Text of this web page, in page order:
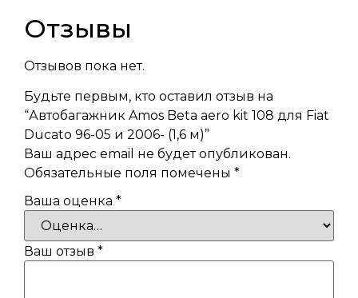
Отзывы
Отзывов пока нет.
Будьте первым, кто оставил отзыв на
“Автобагажник Amos Beta aero kit 108 для Fiat
Ducato 96-05 и 2006- (1,6 м)”
Ваш адрес email не будет опубликован.
Обязательные поля помечены *
Ваша оценка *
Ваш отзыв *